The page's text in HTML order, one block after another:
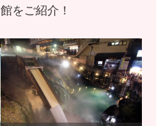
館をご紹介！